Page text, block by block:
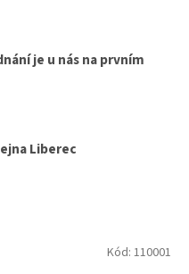
je u nás na prvním
Liberec
Kód: 110001